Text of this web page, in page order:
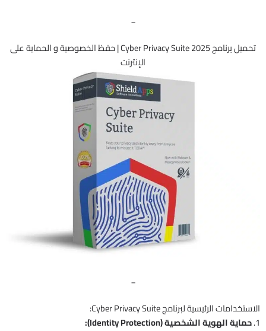
_
تحميل برنامج Cyber Privacy Suite 2025 | حفظ الخصوصية و الحماية على
الإنترنت
_
الاستخدامات الرئيسية لبرنامج Cyber Privacy Suite:
1. حماية الهوية الشخصية (Identity Protection):